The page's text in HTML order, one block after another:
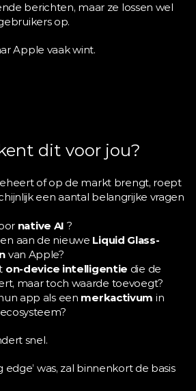
berichten, maar ze lossen wel
op.
Apple vaak wint.
dit voor jou?
of op de markt brengt, roept
een aantal belangrijke vragen
native AI ?
aan de nieuwe Liquid Glass-
van Apple?
on-device intelligentie die de
maar toch waarde toevoegt?
app als een merkactivum in
snel.
edge’ was, zal binnenkort de basis